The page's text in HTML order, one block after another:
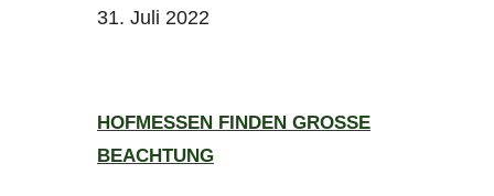
31. Juli 2022
HOFMESSEN FINDEN GROSSE B
EACHTUNG